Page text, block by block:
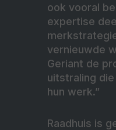
ook vooral
expertise
vernieuwde
Geriant de
uitstraling
hun werk.”
Raadhuis is